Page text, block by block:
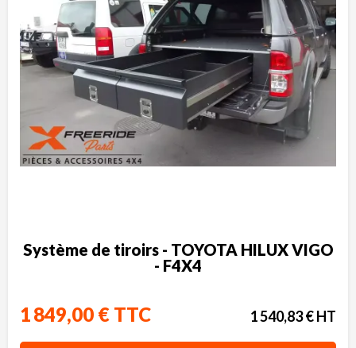
Système de tiroirs - TOYOTA HILUX VIGO
- F4X4
1 849,00 € TTC 1 540,83 € HT